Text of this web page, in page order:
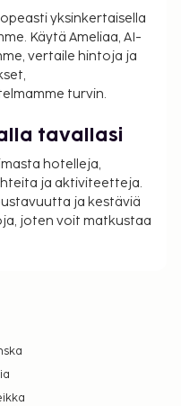
yksinkertaisella
Käytä Ameliaa, AI-
vertaile hintoja ja
turvin.
tavallasi
hotelleja,
ja aktiviteetteja.
ja kestäviä
joten voit matkustaa